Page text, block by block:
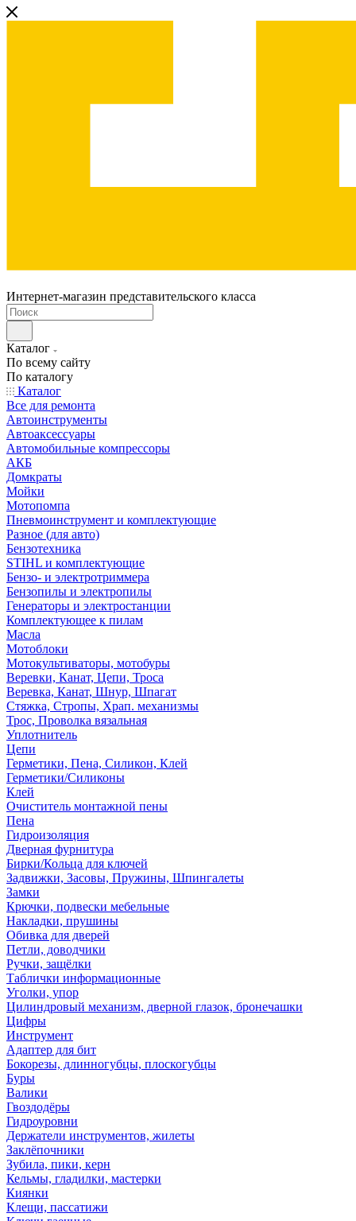
Интернет-магазин представительского класса
Каталог
По всему сайту
По каталогу
Каталог
Все для ремонта
Автоинструменты
Автоаксессуары
Автомобильные компрессоры
АКБ
Домкраты
Мойки
Мотопомпа
Пневмоинструмент и комплектующие
Разное (для авто)
Бензотехника
STIHL и комплектующие
Бензо- и электротриммера
Бензопилы и электропилы
Генераторы и электростанции
Комплектующее к пилам
Масла
Мотоблоки
Мотокультиваторы, мотобуры
Веревки, Канат, Цепи, Троса
Веревка, Канат, Шнур, Шпагат
Стяжка, Стропы, Храп. механизмы
Трос, Проволка вязальная
Уплотнитель
Цепи
Герметики, Пена, Силикон, Клей
Герметики/Силиконы
Клей
Очиститель монтажной пены
Пена
Гидроизоляция
Дверная фурнитура
Бирки/Кольца для ключей
Задвижки, Засовы, Пружины, Шпингалеты
Замки
Крючки, подвески мебельные
Накладки, прушины
Обивка для дверей
Петли, доводчики
Ручки, защёлки
Таблички информационные
Уголки, упор
Цилиндровый механизм, дверной глазок, бронечашки
Цифры
Инструмент
Адаптер для бит
Бокорезы, длинногубцы, плоскогубцы
Буры
Валики
Гвоздодёры
Гидроуровни
Держатели инструментов, жилеты
Заклёпочники
Зубила, пики, керн
Кельмы, гладилки, мастерки
Киянки
Клещи, пассатижи